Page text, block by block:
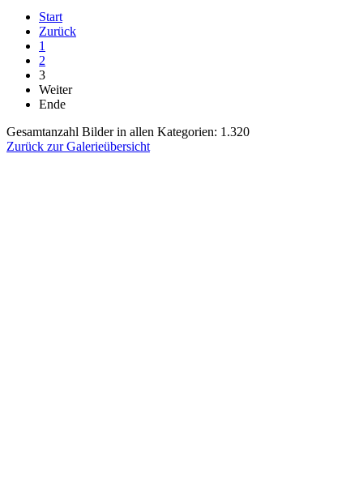
Start
Zurück
1
2
3
Weiter
Ende
Gesamtanzahl Bilder in allen Kategorien: 1.320
Zurück zur Galerieübersicht